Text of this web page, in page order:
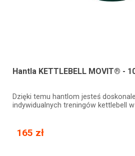
Hantla KETTLEBELL MOVIT® -
Dzięki temu hantlom jesteś
indywidualnych treningów kettlebell
165 zł